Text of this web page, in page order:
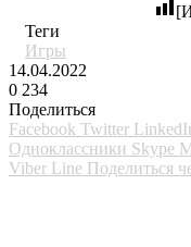
Теги
Игры
14.04.2022
0 234
Поделиться
Facebook Twitter
Одноклассники Skype
Viber Line Поделиться